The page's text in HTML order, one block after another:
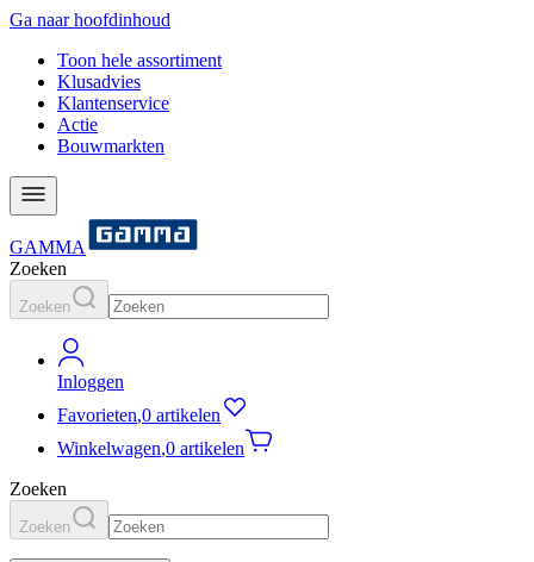
Ga naar hoofdinhoud
Toon hele assortiment
Klusadvies
Klantenservice
Actie
Bouwmarkten
GAMMA
Zoeken
Zoeken
Inloggen
Favorieten,0 artikelen
Winkelwagen,0 artikelen
Zoeken
Zoeken